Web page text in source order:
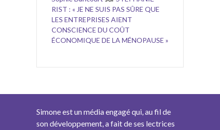
RIST : « JE NE SUIS PAS SÛRE QUE
LES ENTREPRISES AIENT
CONSCIENCE DU COÛT
ÉCONOMIQUE DE LA MÉNOPAUSE »
Simone est un média engagé qui, au fil de
son développement, a fait de ses lectrices